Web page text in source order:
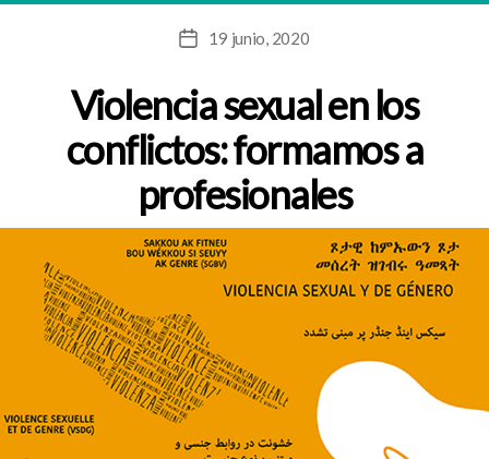
Fecha
entrada
19 junio, 2020
Violencia sexual en los
conflictos: formamos a
profesionales